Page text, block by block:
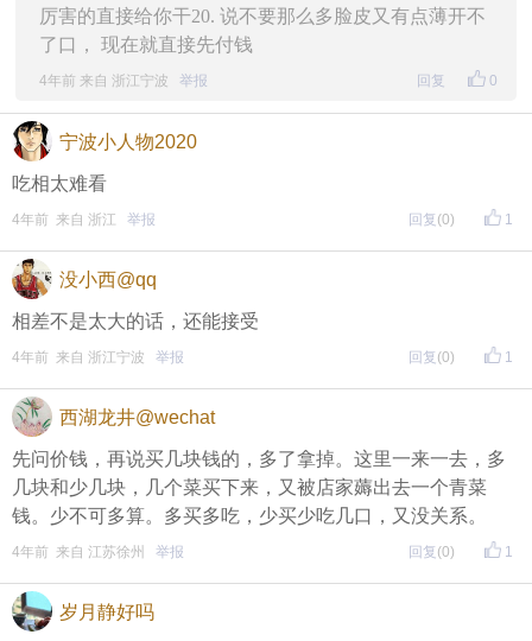
厉害的直接给你干20. 说不要那么多脸皮又有点薄开不
了口， 现在就直接先付钱
0
4年前 来自 浙江宁波 举报 回复
宁波小人物2020
吃相太难看
1
4年前 来自 浙江 举报 回复 (0)
没小西@qq
相差不是太大的话，还能接受
1
4年前 来自 浙江宁波 举报 回复 (0)
西湖龙井@wechat
先问价钱，再说买几块钱的，多了拿掉。这里一来一去，多
几块和少几块，几个菜买下来，又被店家薅出去一个青菜
钱。少不可多算。多买多吃，少买少吃几口，又没关系。
1
4年前 来自 江苏徐州 举报 回复 (0)
岁月静好吗